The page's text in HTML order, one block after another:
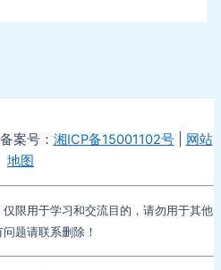
案号： 湘ICP备15001102号| 网站
地图
限用于学习和交流目的，请勿用于其他
题请联系删除！